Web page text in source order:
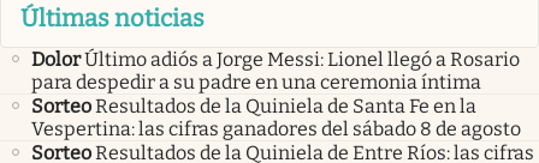
Últimas noticias
DolorÚltimo adiós a Jorge Messi: Lionel llegó a Rosario
para despedir a su padre en una ceremonia íntima
SorteoResultados de la Quiniela de Santa Fe en la
Vespertina: las cifras ganadores del sábado 8 de agosto
SorteoResultados de la Quiniela de Entre Ríos: las cifras